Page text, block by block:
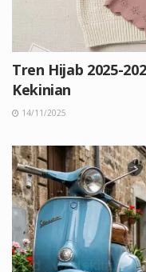
Tren Hijab 2025-
Kekinian
14/11/2025